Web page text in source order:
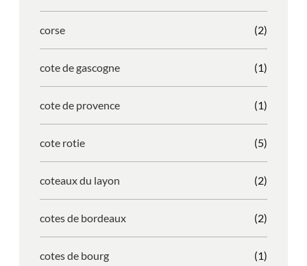
corse (2)
cote de gascogne (1)
cote de provence (1)
cote rotie (5)
coteaux du layon (2)
cotes de bordeaux (2)
cotes de bourg (1)